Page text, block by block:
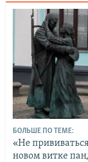
БОЛЬШЕ ПО ТЕМЕ:
«Не
новом витке